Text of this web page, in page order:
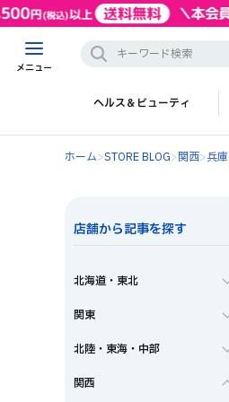
メニュー
ヘルス＆ビューティ
ホーム>STORE BLOG>関西>兵庫
店舗から記事を探す
北海道・東北
関東
北陸・東海・中部
関西